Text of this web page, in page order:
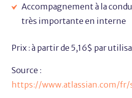
Accompagnement à la
très importante en interne
Prix : à partir de 5,16$ par
Source :
https://www.atlassian.com/